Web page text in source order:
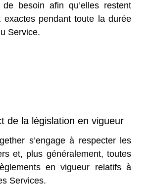
besoin afin qu’elles restent
exactes pendant toute la durée
Service.
de la législation en vigueur
s’engage à respecter les
et, plus généralement, toutes
en vigueur relatifs à
Services.